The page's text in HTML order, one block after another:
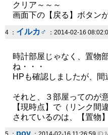
クリア～～～
画面下の【戻る】ボタン
4 ： イルカ♂ ：2014-02-16
時計部屋じゃなく、置物
ね・・・
HPも確認しましたが、間
それと、３部屋ってのが
【現時点】で（リンク間
されているのは、【置物
poy